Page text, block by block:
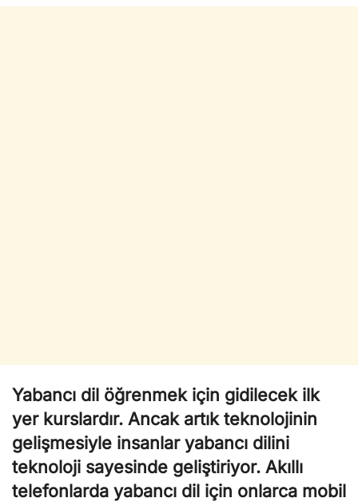
Yabancı dil öğrenmek için gidilecek ilk
yer kurslardır. Ancak artık teknolojinin
gelişmesiyle insanlar yabancı dilini
teknoloji sayesinde geliştiriyor. Akıllı
telefonlarda yabancı dil için onlarca mobil